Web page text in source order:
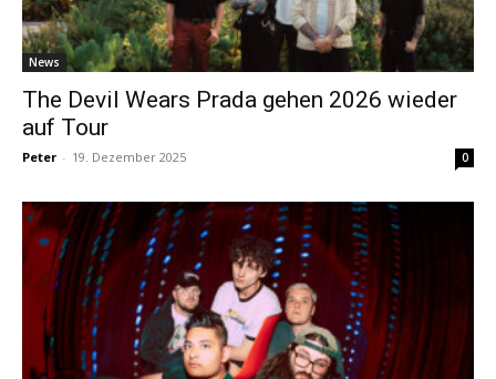
News
The Devil Wears Prada gehen 2026 wieder
auf Tour
Peter - 19. Dezember 2025 0